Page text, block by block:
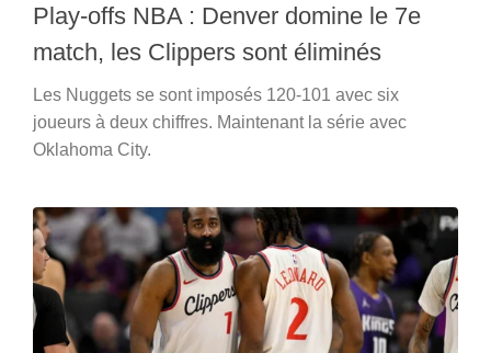
Play-offs NBA : Denver domine le 7e
match, les Clippers sont éliminés
Les Nuggets se sont imposés 120-101 avec six
joueurs à deux chiffres. Maintenant la série avec
Oklahoma City.